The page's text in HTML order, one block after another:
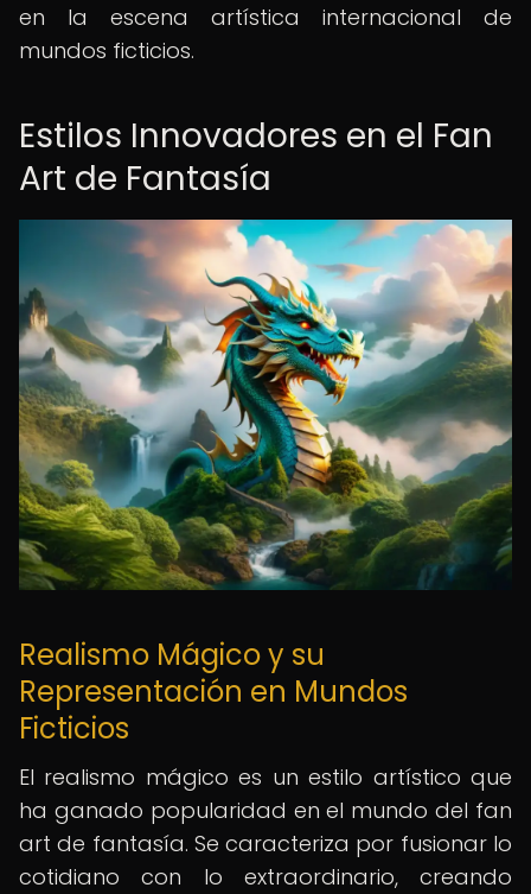
en la escena artística internacional de
mundos ficticios.
Estilos Innovadores en el Fan
Art de Fantasía
Realismo Mágico y su
Representación en Mundos
Ficticios
El realismo mágico es un estilo artístico que
ha ganado popularidad en el mundo del fan
art de fantasía. Se caracteriza por fusionar lo
cotidiano con lo extraordinario, creando